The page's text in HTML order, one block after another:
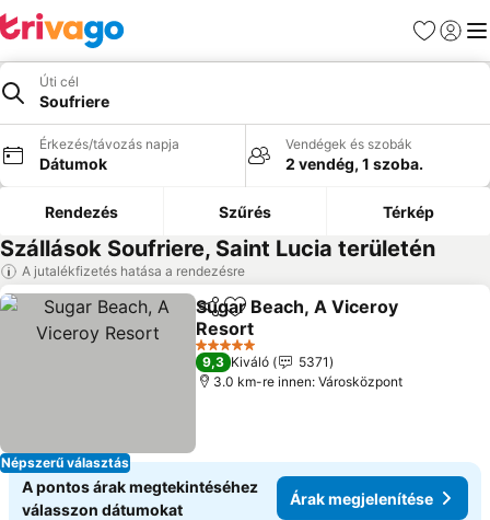
Kedvencek
Úti cél
Soufriere
Érkezés/távozás napja
Dátumok
Vendégek és szobák
2 vendég, 1 szoba.
Rendezés Szűrés Térkép
Szállások Soufriere, Saint Lucia területén
A jutalékfizetés hatása a rendezésre
Népszerű választás
Megosztás
Hozzáadás a kedvencekhez
Sugar Beach, A Viceroy
Resort
5 Kategória
9,3 Kiváló
5371
3.0 km-re innen: Városközpont
A pontos árak megtekintéséhez
válasszon dátumokat
Árak megjelenítése